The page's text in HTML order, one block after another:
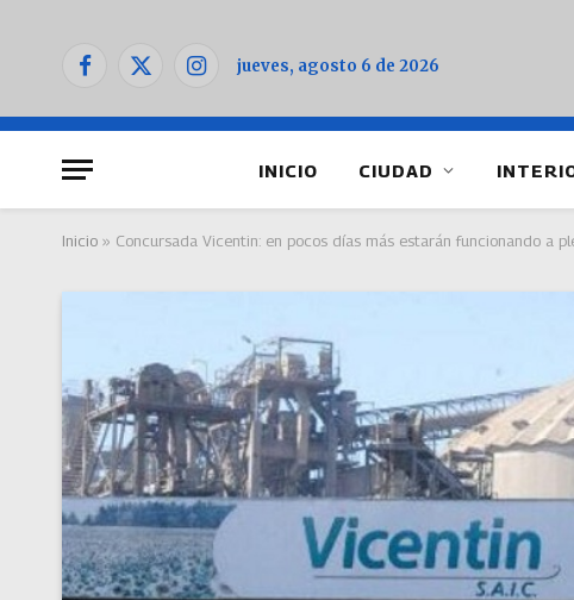
Facebook
X
Instagramjueves, agosto 6 de 2026
INICIO CIUDAD
Inicio » Concursada Vicentin: en pocos días más estarán funcionando a